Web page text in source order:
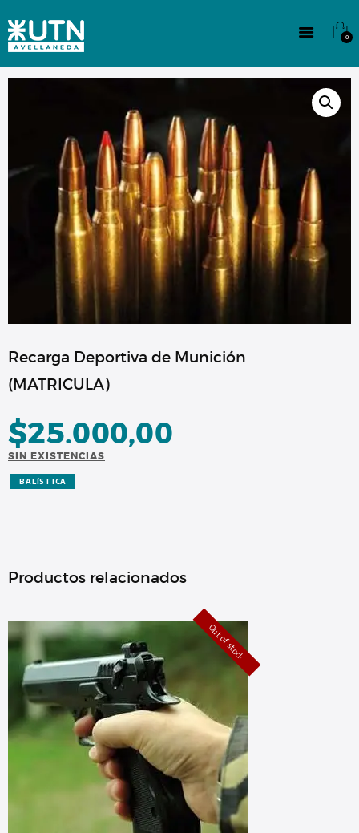
0
CULTURA
SEDE G. PANE (MITRE)
DOMÍNICO
CONTACTO
Recarga Deportiva de Munición
(MATRICULA)
$25.000,00
SIN EXISTENCIAS
BALÍSTICA
Productos relacionados
Out of stock